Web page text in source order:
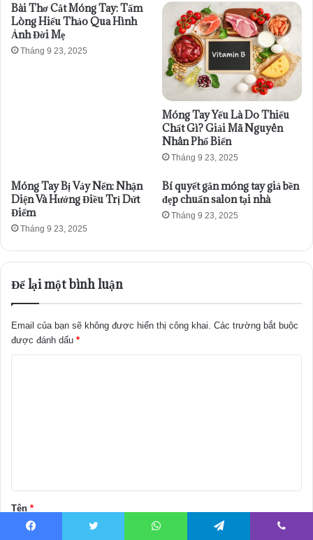
Bài Thơ Cắt Móng Tay: Tấm
Lòng Hiếu Thảo Qua Hình
Ảnh Đời Mẹ
Tháng 9 23, 2025
Móng Tay Yếu Là Do Thiếu
Chất Gì? Giải Mã Nguyên
Nhân Phổ Biến
Tháng 9 23, 2025
Móng Tay Bị Vảy Nến: Nhận
Diện Và Hướng Điều Trị Dứt
Điểm
Tháng 9 23, 2025
Bí quyết gắn móng tay giả bền
đẹp chuẩn salon tại nhà
Tháng 9 23, 2025
Để lại một bình luận
Email của bạn sẽ không được hiển thị công khai. Các trường bắt buộc
được đánh dấu *
ậ
n
Tên *